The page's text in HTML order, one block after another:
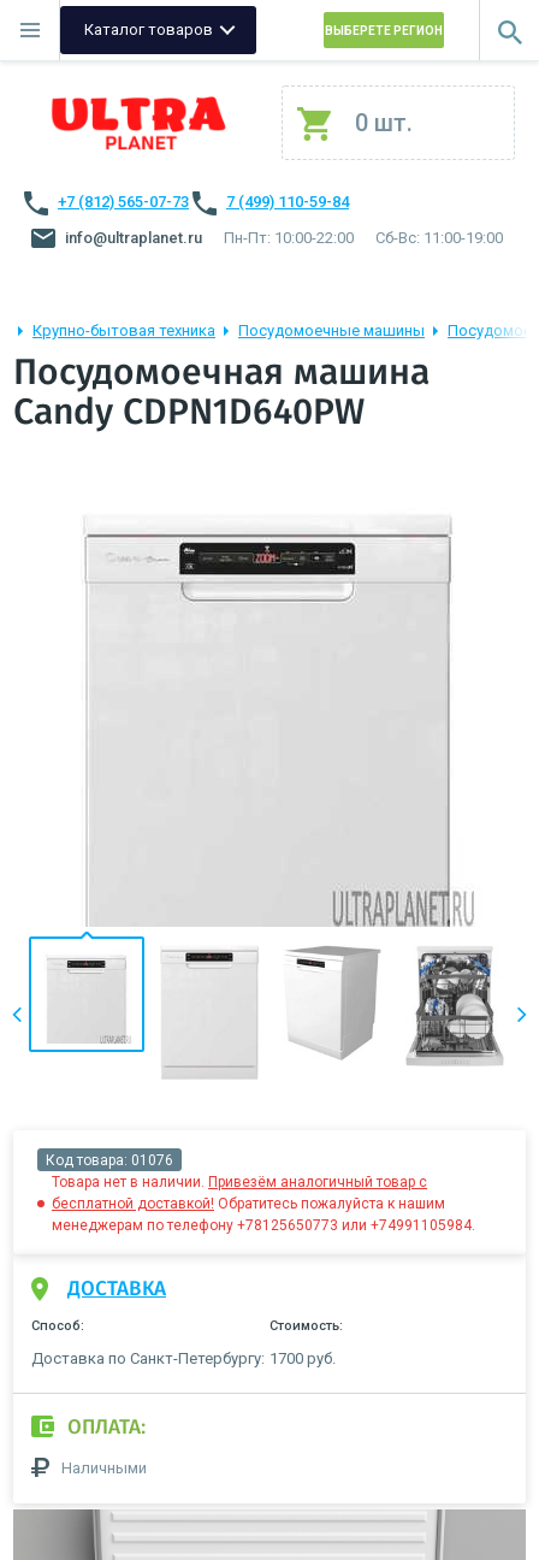
Каталог товаров ВЫБЕРЕТЕ РЕГИОН
0 шт.
+7 (812) 565-07-73
7 (499) 110-59-84
info@ultraplanet.ru
Пн-Пт: 10:00-22:00 Сб-Вс: 11:00-19:00
Крупно-бытовая техника Посудомоечные машины
Посудомоечная машина
Candy CDPN1D640PW
Код товара: 01076
Товара нет в наличии. Привезём аналогичный товар с
бесплатной доставкой! Обратитесь пожалуйста к нашим
менеджерам по телефону +78125650773 или +74991105984.
ДОСТАВКА
Способ: Стоимость:
Доставка по Санкт-Петербургу: 1700 руб.
ОПЛАТА:
Наличными